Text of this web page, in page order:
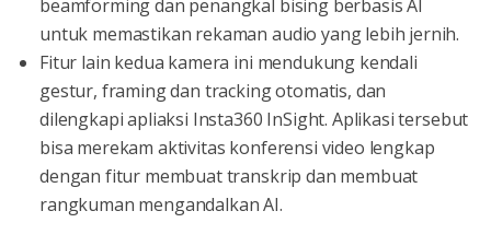
beamforming dan penangkal bising berbasis AI
untuk memastikan rekaman audio yang lebih jernih.
Fitur lain kedua kamera ini mendukung kendali
gestur, framing dan tracking otomatis, dan
dilengkapi apliaksi Insta360 InSight. Aplikasi tersebut
bisa merekam aktivitas konferensi video lengkap
dengan fitur membuat transkrip dan membuat
rangkuman mengandalkan AI.